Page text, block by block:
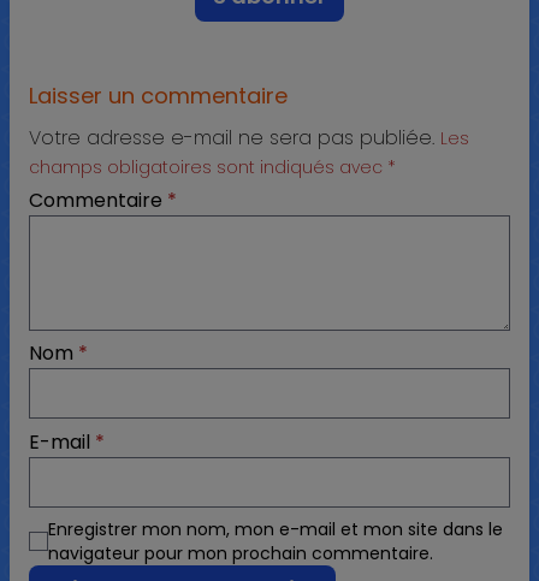
Laisser un commentaire
Votre adresse e-mail ne sera pas publiée. Les
champs obligatoires sont indiqués avec *
Commentaire *
Nom *
E-mail *
Enregistrer mon nom, mon e-mail et mon site dans le
navigateur pour mon prochain commentaire.